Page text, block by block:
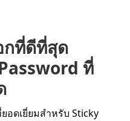
กที่ดีที่สุด
ที่
ดเยี่ยมสำหรับ Sticky